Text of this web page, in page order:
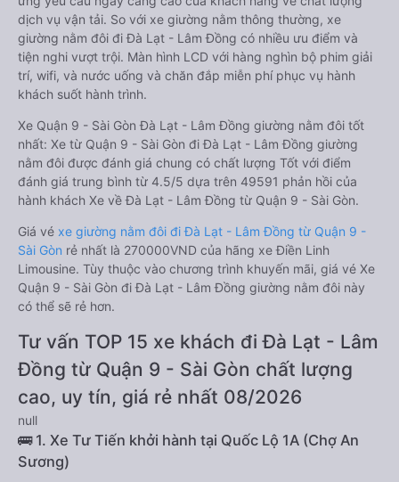
dịch vụ vận tải. So với xe giường nằm thông thường, xe
giường nằm đôi đi Đà Lạt - Lâm Đồng có nhiều ưu điểm và
tiện nghi vượt trội. Màn hình LCD với hàng nghìn bộ phim giải
trí, wifi, và nước uống và chăn đắp miễn phí phục vụ hành
khách suốt hành trình.
Xe Quận 9 - Sài Gòn Đà Lạt - Lâm Đồng giường nằm đôi tốt
nhất: Xe từ Quận 9 - Sài Gòn đi Đà Lạt - Lâm Đồng giường
nằm đôi được đánh giá chung có chất lượng Tốt với điểm
đánh giá trung bình từ 4.5/5 dựa trên 49591 phản hồi của
hành khách Xe về Đà Lạt - Lâm Đồng từ Quận 9 - Sài Gòn.
Giá vé xe giường nằm đôi đi Đà Lạt - Lâm Đồng từ Quận 9 -
Sài Gòn rẻ nhất là 270000VND của hãng xe Điền Linh
Limousine. Tùy thuộc vào chương trình khuyến mãi, giá vé Xe
Quận 9 - Sài Gòn đi Đà Lạt - Lâm Đồng giường nằm đôi này
có thể sẽ rẻ hơn.
Tư vấn TOP 15 xe khách đi Đà Lạt - Lâm
Đồng từ Quận 9 - Sài Gòn chất lượng
cao, uy tín, giá rẻ nhất 08/2026
null
🚌 1. Xe Tư Tiến khởi hành tại Quốc Lộ 1A (Chợ An
Sương)